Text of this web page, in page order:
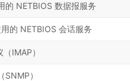
的 NETBIOS 数据报服务
的 NETBIOS 会话服务
IMAP）
）